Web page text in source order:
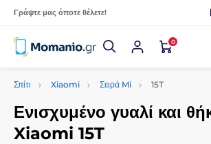
Γράψτε μας όποτε θέλετε!
0
Σπίτι Xiaomi Σειρά Mi 15T
Ενισχυμένο γυαλί και
Xiaomi 15T